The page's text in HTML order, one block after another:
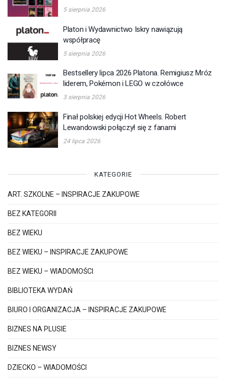
5 sierpnia 2026
Platon i Wydawnictwo Iskry nawiązują
współpracę
5 sierpnia 2026
Bestsellery lipca 2026 Platona. Remigiusz Mróz
liderem, Pokémon i LEGO w czołówce
3 sierpnia 2026
Finał polskiej edycji Hot Wheels. Robert
Lewandowski połączył się z fanami
24 lipca 2026
KATEGORIE
ART. SZKOLNE – INSPIRACJE ZAKUPOWE
BEZ KATEGORII
BEZ WIEKU
BEZ WIEKU – INSPIRACJE ZAKUPOWE
BEZ WIEKU – WIADOMOŚCI
BIBLIOTEKA WYDAŃ
BIURO I ORGANIZACJA – INSPIRACJE ZAKUPOWE
BIZNES NA PLUSIE
BIZNES NEWSY
DZIECKO – WIADOMOŚCI